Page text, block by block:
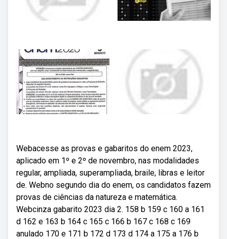
Webacesse as provas e gabaritos do enem 2023,
aplicado em 1º e 2º de novembro, nas modalidades
regular, ampliada, superampliada, braile, libras e leitor
de. Webno segundo dia do enem, os candidatos fazem
provas de ciências da natureza e matemática.
Webcinza gabarito 2023 dia 2. 158 b 159 c 160 a 161
d 162 e 163 b 164 c 165 c 166 b 167 c 168 c 169
anulado 170 e 171 b 172 d 173 d 174 a 175 a 176 b